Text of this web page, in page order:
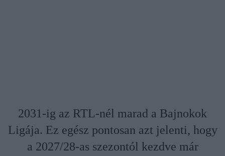
2031-ig az RTL-nél marad a Bajnokok
Ligája. Ez egész pontosan azt jelenti, hogy
a 2027/28-as szezontól kezdve már